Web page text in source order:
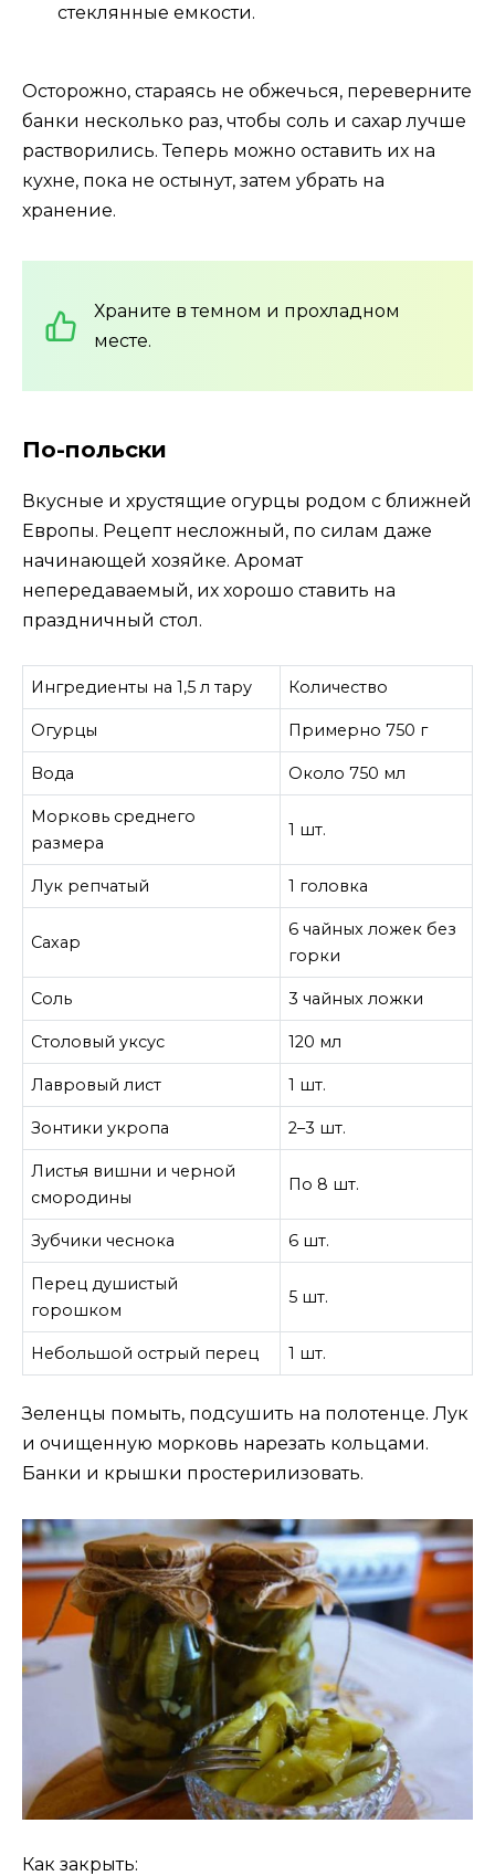
стеклянные емкости.
Осторожно, стараясь не обжечься, переверните
банки несколько раз, чтобы соль и сахар лучше
растворились. Теперь можно оставить их на
кухне, пока не остынут, затем убрать на
хранение.
Храните в темном и прохладном
месте.
По-польски
Вкусные и хрустящие огурцы родом с ближней
Европы. Рецепт несложный, по силам даже
начинающей хозяйке. Аромат
непередаваемый, их хорошо ставить на
праздничный стол.
Ингредиенты на 1,5 л тару Количество
Огурцы Примерно 750 г
Вода Около 750 мл
Морковь среднего
размера
1 шт.
Лук репчатый 1 головка
Сахар
6 чайных ложек без
горки
Соль 3 чайных ложки
Столовый уксус 120 мл
Лавровый лист 1 шт.
Зонтики укропа 2–3 шт.
Листья вишни и черной
смородины
По 8 шт.
Зубчики чеснока 6 шт.
Перец душистый
горошком
5 шт.
Небольшой острый перец 1 шт.
Зеленцы помыть, подсушить на полотенце. Лук
и очищенную морковь нарезать кольцами.
Банки и крышки простерилизовать.
Как закрыть: